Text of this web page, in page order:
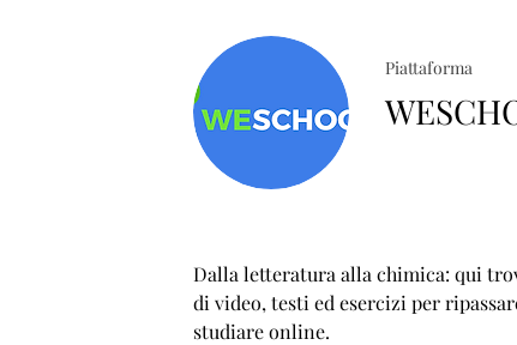
Piattaforma
Dalla letteratura alla chimica: qui
di video, testi ed esercizi per
studiare online.